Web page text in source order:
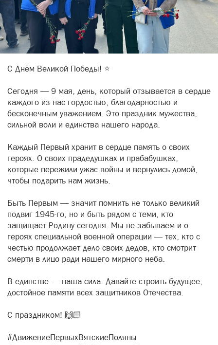
С Днём Великой Победы! ⭐️
Сегодня — 9 мая, день, который отзывается в сердце
каждого из нас гордостью, благодарностью и
бесконечным уважением. Это праздник мужества,
сильной воли и единства нашего народа.
Каждый Первый хранит в сердце память о своих
героях. О своих прадедушках и прабабушках,
которые пережили ужас войны и вернулись домой,
чтобы подарить нам жизнь.
Быть Первым — значит помнить не только великий
подвиг 1945-го, но и быть рядом с теми, кто
защищает Родину сегодня. Мы не забываем и о
героях специальной военной операции — тех, кто с
честью продолжает дело своих дедов, кто смотрит
смерти в лицо ради нашего мирного неба.
В единстве — наша сила. Давайте строить будущее,
достойное памяти всех защитников Отечества.
С праздником! 🙌🏻
#ДвижениеПервыхВятскиеПоляны